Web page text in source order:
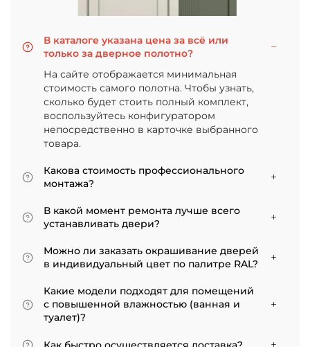
В каталоге указана цена за всё или
только за дверное полотно?
На сайте отображается минимальная
стоимость самого полотна. Чтобы узнать,
сколько будет стоить полный комплект,
воспользуйтесь конфигуратором
непосредственно в карточке выбранного
товара.
Какова стоимость профессионального
монтажа?
Итоговая сумма зависит от типа отделки
двери и габаритов проема. Минимальная
цена за установку стандартной двери с
покрытием «экошпон» начинается от 5000
рублей.
В какой момент ремонта лучше всего
устанавливать двери?
Мы советуем приступать к монтажу после
того, как уложено напольное покрытие. В
противном случае из-за изменения уровня
пола полотно может не подойти по высоте, и
его придется подрезать. Оптимально ставить
двери по окончании всех отделочных работ.
лучше заранее подготовить все запилы, но
Можно ли заказать окрашивание дверей
в индивидуальный цвет по палитре RAL?
ассортименте представлены эмалированные
модели от разных фабрик
Какие модели подходят для помещений
с повышенной влажностью (ванная и
туалет)?